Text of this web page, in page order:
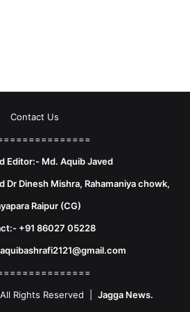
Contact Us
Editor:- Md. Aquib Javed
Dinesh Mishra, Rahamaniya chowk,
Raipur (CG)
+91 86027 05228
Rights Reserved | Jagga News.